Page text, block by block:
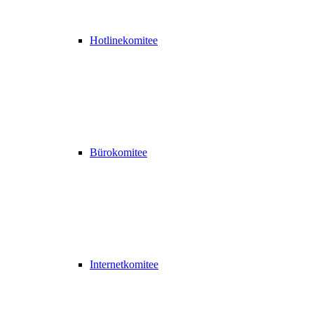
Hotlinekomitee
Bürokomitee
Internetkomitee